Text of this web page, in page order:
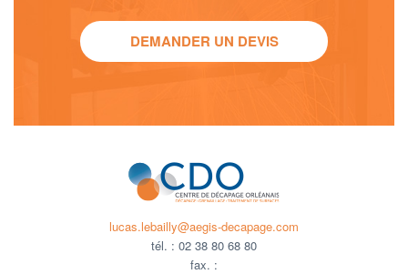
DEMANDER UN DEVIS
lucas.lebailly@aegis-decapage.com
tél. : 02 38 80 68 80
fax. :